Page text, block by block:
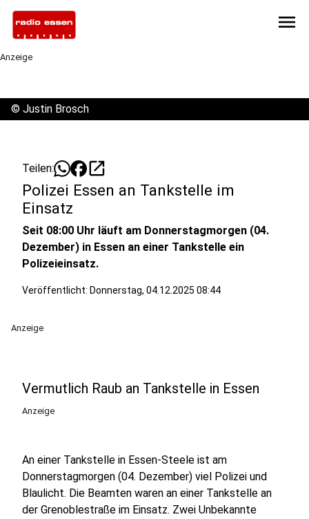
menu
Anzeige
© Justin Brosch
Teilen: open_in_new
Polizei Essen an Tankstelle im
Einsatz
Seit 08:00 Uhr läuft am Donnerstagmorgen (04.
Dezember) in Essen an einer Tankstelle ein
Polizeieinsatz.
Veröffentlicht: Donnerstag, 04.12.2025 08:44
Anzeige
Vermutlich Raub an Tankstelle in Essen
Anzeige
An einer Tankstelle in Essen-Steele ist am
Donnerstagmorgen (04. Dezember) viel Polizei und
Blaulicht. Die Beamten waren an einer Tankstelle an
der Grenoblestraße im Einsatz. Zwei Unbekannte